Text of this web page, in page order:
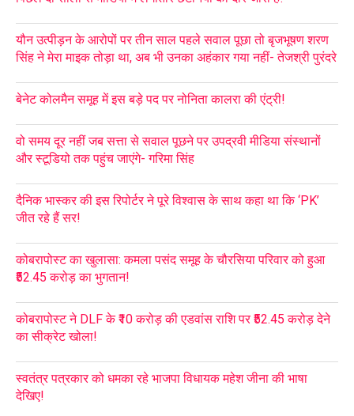
यौन उत्पीड़न के आरोपों पर तीन साल पहले सवाल पूछा तो बृजभूषण शरण
सिंह ने मेरा माइक तोड़ा था, अब भी उनका अहंकार गया नहीं- तेजश्री पुरंदरे
बेनेट कोलमैन समूह में इस बड़े पद पर नोनिता कालरा की एंट्री!
वो समय दूर नहीं जब सत्ता से सवाल पूछने पर उपद्रवी मीडिया संस्थानों
और स्टूडियो तक पहुंच जाएंगे- गरिमा सिंह
दैनिक भास्कर की इस रिपोर्टर ने पूरे विश्वास के साथ कहा था कि ‘PK’
जीत रहे हैं सर!
कोबरापोस्ट का खुलासा: कमला पसंद समूह के चौरसिया परिवार को हुआ
₹52.45 करोड़ का भुगतान!
कोबरापोस्ट ने DLF के ₹10 करोड़ की एडवांस राशि पर ₹52.45 करोड़ देने
का सीक्रेट खोला!
स्वतंत्र पत्रकार को धमका रहे भाजपा विधायक महेश जीना की भाषा
देखिए!